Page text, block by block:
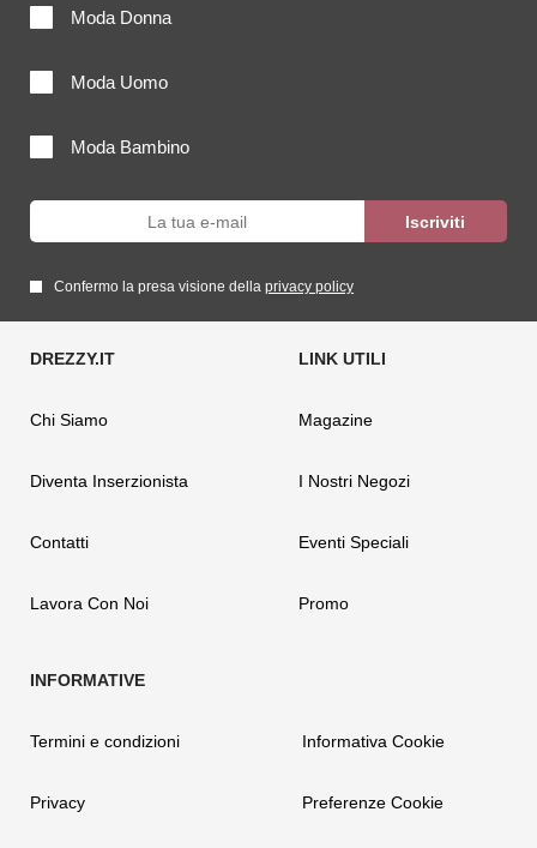
Moda Donna
Moda Uomo
Moda Bambino
Confermo la presa visione della privacy policy
Chi Siamo
Diventa Inserzionista
Contatti
Lavora Con Noi
Magazine
I Nostri Negozi
Eventi Speciali
Promo
Termini e condizioni
Privacy
Informativa Cookie
Preferenze Cookie